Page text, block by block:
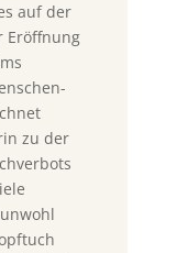
auf der
Eröffnung
zu der